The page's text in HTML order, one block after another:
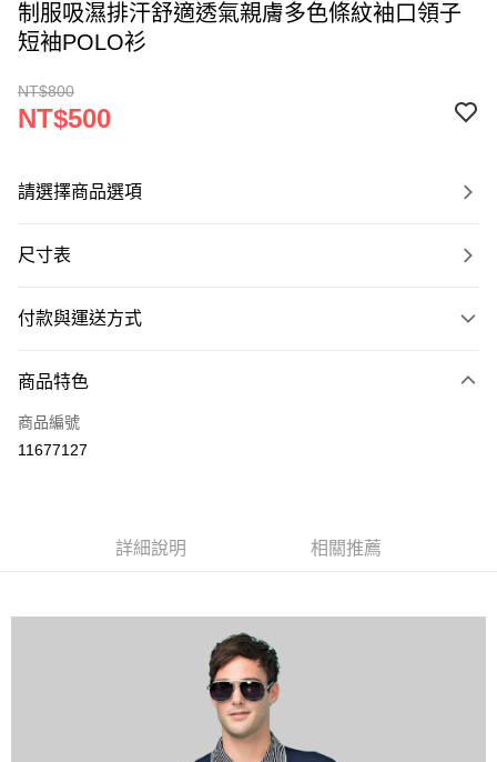
制服吸濕排汗舒適透氣親膚多色條紋袖口領子
短袖POLO衫
NT$800
NT$500
請選擇商品選項
尺寸表
付款與運送方式
信用卡一次付款
運送方式
商品特色
商品編號
11677127
詳細說明 相關推薦